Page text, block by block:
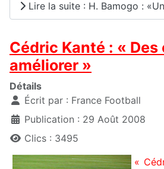
Lire la suite : H. Bamogo :
Cédric Kanté : « Des
améliorer »
Détails
Écrit par : France Football
Publication : 29 Août 2008
Clics : 3495
«